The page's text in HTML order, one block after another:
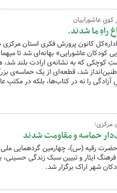
عاشوراییان
راهِ ما شدند.
کانون پرورش فکری استان
عاشورایی» بهانه‌ای شد تا
کوچکی که به نشانه‌ی ارادت بلند
شد، قطعه‌ای از یک حماسه‌ی بزرگ
آزادگی را نه در کتاب‌ها، بلکه در
مرکزی؛
حماسه و مقاومت شدند
رقیه (س)، چهارمین گردهمایی
ایثار و تبیین سبک زندگی حسینی،
شهر اراک برگزار شد.